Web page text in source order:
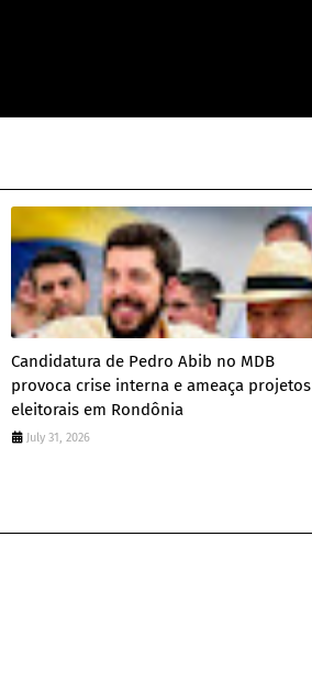
Candidatura de Pedro Abib no MDB
provoca crise interna e ameaça projetos
eleitorais em Rondônia
July 31, 2026